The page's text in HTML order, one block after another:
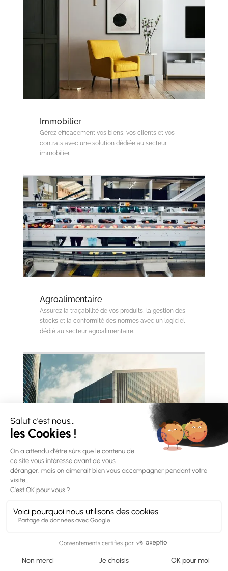
Immobilier
Gérez efficacement vos biens, vos clients et vos
contrats avec une solution dédiée au secteur
immobilier.
Agroalimentaire
Assurez la traçabilité de vos produits, la gestion des
stocks et la conformité des normes avec un logiciel
dédié au secteur agroalimentaire.
Optez pour une solution ERP qui sécurise et
de trésorerie, vos crédits et les relations avec vos
clients.